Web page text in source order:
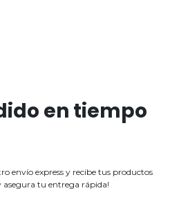
en tiempo
envío express y recibe tus productos
asegura tu entrega rápida!